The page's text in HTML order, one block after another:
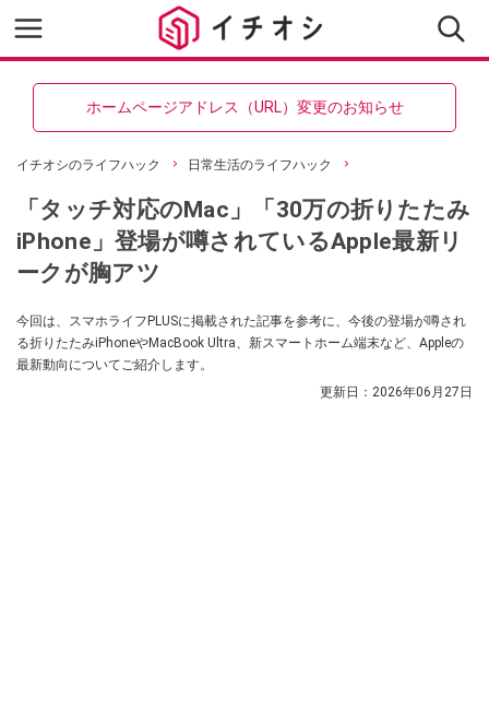
ホームページアドレス（URL）変更のお知らせ
イチオシのライフハック 日常生活のライフハック
「タッチ対応のMac」「30万の折りたたみ
iPhone」登場が噂されているApple最新リ
ークが胸アツ
今回は、スマホライフPLUSに掲載された記事を参考に、今後の登場が噂され
る折りたたみiPhoneやMacBook Ultra、新スマートホーム端末など、Appleの
最新動向についてご紹介します。
更新日： 2026年06月27日